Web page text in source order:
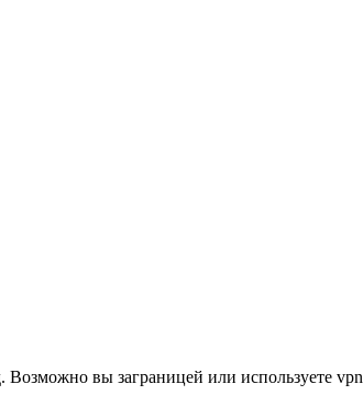
Возможно вы заграницей или используете vpn